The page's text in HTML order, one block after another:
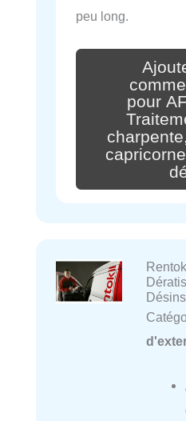
peu long.
pour